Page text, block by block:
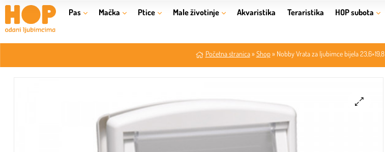
Pas Mačka Ptice Male životinje Akvaristika Teraristika HOP subota
Početna stranica» Shop» Nobby Vrata za ljubimce bijela 23,6×19,8